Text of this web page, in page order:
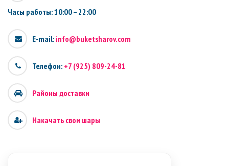
Часы работы: 10:00 – 22:00
E-mail: info@buketsharov.com
Телефон: +7 (925) 809-24-81
Районы доставки
Накачать свои шары